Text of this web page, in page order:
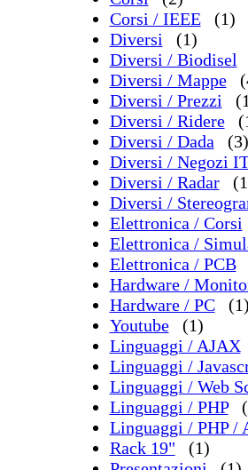
Corsi / IEEE
(1)
Diversi
(1)
Diversi / Biodisel
Diversi / Mappe
Diversi / Prezzi
Diversi / Ridere
Diversi / Dada
(3)
Diversi / Negozi
Diversi / Radar
Diversi /
Elettronica / Corsi
Elettronica /
Elettronica / PCB
Hardware /
Hardware / PC
(1)
Youtube
(1)
Linguaggi / AJAX
Linguaggi /
Linguaggi / Web
Linguaggi / PHP
Linguaggi / PHP /
Rack 19"
(1)